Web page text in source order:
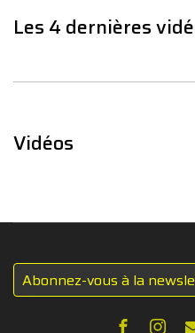
Les 4 dernières
Vidéos
Abonnez-vous à la